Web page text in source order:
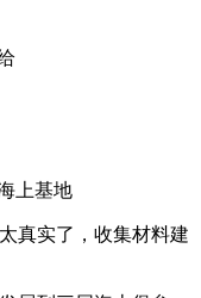
上基地
真实了，收集材料建